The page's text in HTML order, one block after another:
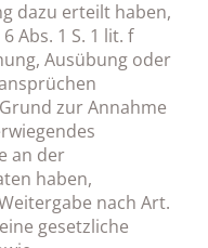
dazu erteilt haben,
Abs. 1 S. 1 lit. f
Ausübung oder
zur Annahme
an der
haben,
nach Art.
gesetzliche